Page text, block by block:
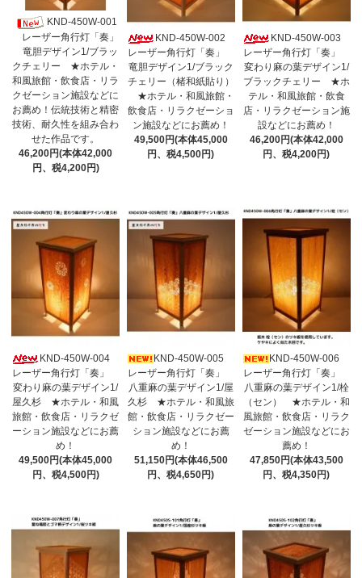
KND-450W-001
レーザー角行灯「奏」
竜胆デザイン1/ブラッ
クチェリー ★ホテル・
和風旅館・飲食店・リラ
クゼーション施設などに
お薦め！伝統技術と精密
技術、耐久性を組み合わ
せた作品です。
46,200円(本体42,000
円、税4,200円)
KND-450W-002
レーザー角行灯「奏」
竜胆デザイン1/ブラック
チェリー（楮和紙貼り）
★ホテル・和風旅館・
飲食店・リラクゼーショ
ン施設などにお薦め！
49,500円(本体45,000
円、税4,500円)
KND-450W-003
レーザー角行灯「奏」
変わり麻の葉デザイン1/
ブラックチェリー ★ホ
テル・和風旅館・飲食
店・リラクゼーション施
設などにお薦め！
46,200円(本体42,000
円、税4,200円)
KND-450W-004
レーザー角行灯「奏」
変わり麻の葉デザイン1/
屋久杉 ★ホテル・和風
旅館・飲食店・リラクゼ
ーション施設などにお薦
め！
49,500円(本体45,000
円、税4,500円)
KND-450W-005
レーザー角行灯「奏」
八重麻の葉デザイン1/屋
久杉 ★ホテル・和風旅
館・飲食店・リラクゼー
ション施設などにお薦
め！
51,150円(本体46,500
円、税4,650円)
KND-450W-006
レーザー角行灯「奏」
八重麻の葉デザイン1/栓
（セン） ★ホテル・和
風旅館・飲食店・リラク
ゼーション施設などにお
薦め！
47,850円(本体43,500
円、税4,350円)